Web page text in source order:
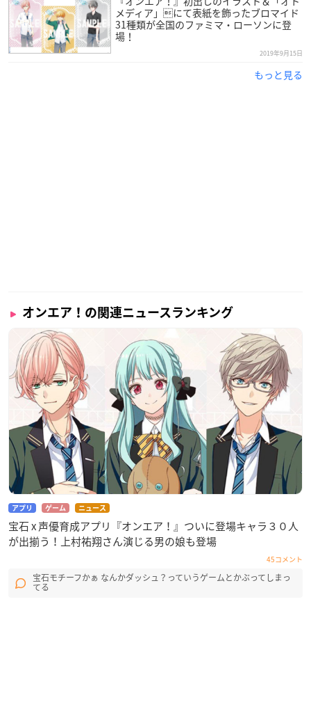
メディア」にて表紙を飾ったブロマイド
31種類が全国のファミマ・ローソンに登
場！
2019年9月15日
もっと見る
オンエア！の関連ニュースランキング
アプリ ゲーム ニュース
宝石 x 声優育成アプリ『オンエア！』ついに登場キャラ３０人
が出揃う！上村祐翔さん演じる男の娘も登場
45コメント
宝石モチーフかぁ なんかダッシュ？っていうゲームとかぶってしまっ
てる